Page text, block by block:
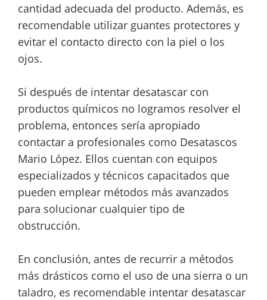
cantidad adecuada del producto. Además, es
recomendable utilizar guantes protectores y
evitar el contacto directo con la piel o los
ojos.
Si después de intentar desatascar con
productos químicos no logramos resolver el
problema, entonces sería apropiado
contactar a profesionales como Desatascos
Mario López. Ellos cuentan con equipos
especializados y técnicos capacitados que
pueden emplear métodos más avanzados
para solucionar cualquier tipo de
obstrucción.
En conclusión, antes de recurrir a métodos
más drásticos como el uso de una sierra o un
taladro, es recomendable intentar desatascar